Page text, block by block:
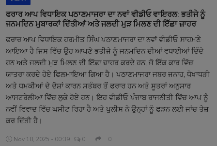
Home
Punjabi Podcast
Kitaab Kahani
Gallery
Sponsors
Matrimonial
Event
ਫਰਾਰ ਆਪ ਵਿਧਾਇਕ ਪਠਾਣਮਾਜਰਾ ਦਾ ਨਵਾਂ ਵੀਡੀਓ ਵਾਇਰਲ: ਭਤੀਜੇ ਨੂੰ
ਜਨਮਦਿਨ ਮੁਬਾਰਕਾਂ ਦਿੱਤੀਆਂ ਅਤੇ ਜਲਦੀ ਮੁੜ ਮਿਲਣ ਦੀ ਇੱਛਾ ਜ਼ਾਹਰ
ਫਰਾਰ ਆਪ ਵਿਧਾਇਕ ਹਰਮੀਤ ਸਿੰਘ ਪਠਾਣਮਾਜਰਾ ਦਾ ਨਵਾਂ ਵੀਡੀਓ ਸਾਹਮਣੇ
ਆਇਆ ਹੈ ਜਿਸ ਵਿੱਚ ਉਹ ਆਪਣੇ ਭਤੀਜੇ ਨੂੰ ਜਨਮਦਿਨ ਦੀਆਂ ਵਧਾਈਆਂ ਦਿੰਦੇ
ਹਨ ਅਤੇ ਜਲਦੀ ਮੁੜ ਮਿਲਣ ਦੀ ਇੱਛਾ ਜ਼ਾਹਰ ਕਰਦੇ ਹਨ, ਜੋ ਇੱਕ ਕਾਰ ਵਿੱਚ
ਯਾਤਰਾ ਕਰਦੇ ਹੋਏ ਫਿਲਮਾਇਆ ਗਿਆ ਹੈ। ਪਠਾਣਮਾਜਰਾ ਜਬਰ ਜਨਾਹ, ਧੋਖਾਧੜੀ
ਅਤੇ ਧਮਕੀਆਂ ਦੇ ਦੋਸ਼ਾਂ ਕਾਰਨ ਸਤੰਬਰ ਤੋਂ ਫਰਾਰ ਹਨ ਅਤੇ ਸੂਤਰਾਂ ਅਨੁਸਾਰ
ਆਸਟਰੇਲੀਆ ਵਿੱਚ ਲੁਕੇ ਹੋਏ ਹਨ। ਇਹ ਵੀਡੀਓ ਪੰਜਾਬ ਰਾਜਨੀਤੀ ਵਿੱਚ ਆਪ ਨੂੰ
ਨਵੀਂ ਵਿਵਾਦ ਵਿੱਚ ਘਸੀਟ ਰਿਹਾ ਹੈ ਅਤੇ ਪੁਲੀਸ ਨੇ ਉਨ੍ਹਾਂ ਨੂੰ ਫੜਨ ਲਈ ਜਾਂਚ ਤੇਜ਼
ਕਰ ਦਿੱਤੀ ਹੈ।
Nov 18, 2025 - 00:39 0 0